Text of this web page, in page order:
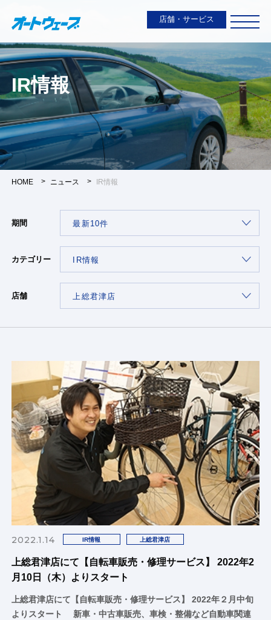
店舗・サービス
IR情報
HOME ニュース IR情報
期間
カテゴリー
店舗
2022.1.14 IR情報 上総君津店
上総君津店にて【自転車販売・修理サービス】 2022年2
月10日（木）よりスタート
上総君津店にて【自転車販売・修理サービス】 2022年２月中旬
よりスタート 新車・中古車販売、車検・整備など自動車関連